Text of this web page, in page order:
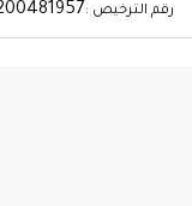
رقم الترخيص :